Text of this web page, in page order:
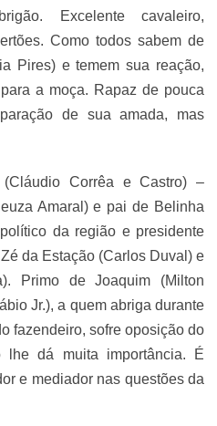
Excelente cavaleiro,
Como todos sabem de
Pires) e temem sua reação,
a moça. Rapaz de pouca
de sua amada, mas
(Cláudio Corrêa e Castro) –
Amaral) e pai de Belinha
da região e presidente
da Estação (Carlos Duval) e
Primo de Joaquim (Milton
Jr.), a quem abriga durante
fazendeiro, sofre oposição do
lhe dá muita importância. É
e mediador nas questões da